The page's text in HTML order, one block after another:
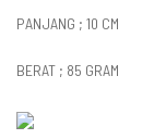
PANJANG ; 10 CM
BERAT ; 85 GRAM